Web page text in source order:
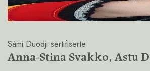
Sámi Duodji sertifiserte
Anna-Stina Svakko, Astu